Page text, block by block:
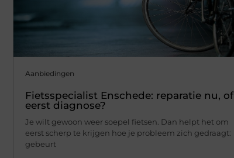
Aanbiedingen
Fietsspecialist Enschede: reparatie nu, of
eerst diagnose?
Je wilt gewoon weer soepel fietsen. Dan helpt het om
eerst scherp te krijgen hoe je probleem zich gedraagt:
gebeurt